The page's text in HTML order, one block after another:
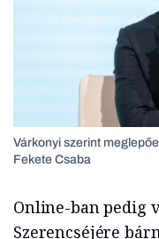
Várkonyi szerint
Fekete Csaba
Online-ban pedig
Szerencséjére